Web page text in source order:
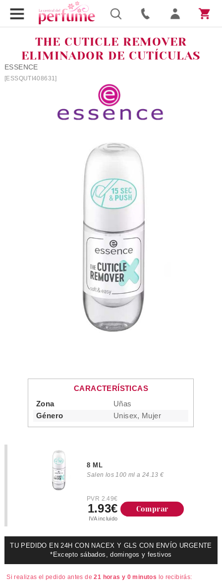
THE CUTICLE REMOVER
ELIMINADOR DE CUTÍCULAS
ESSENCE
[ESSQUTI408631]
CARACTERÍSTICAS
Zona
Uñas
Género
Unisex, Mujer
8 ML
Salen los 100 ml a 24.13 €
PVR 2.49€
1.93€
IVA incluido
Comprar
TU PEDIDO EN 24H CON NACEX Y GLS CON ENVÍO URGENTE
*Excepto sábados, domingos y festivos
Si realizas el pedido antes de21 horas y 0 minutos lo recibirás: